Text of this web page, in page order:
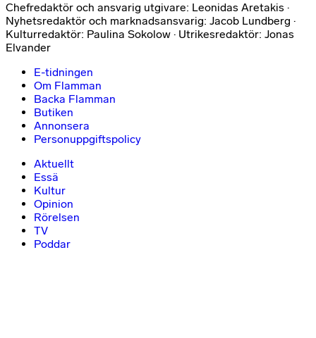
Chefredaktör och ansvarig utgivare: Leonidas Aretakis ·
Nyhetsredaktör och marknadsansvarig: Jacob Lundberg ·
Kulturredaktör: Paulina Sokolow · Utrikesredaktör: Jonas
Elvander
E-tidningen
Om Flamman
Backa Flamman
Butiken
Annonsera
Personuppgiftspolicy
Aktuellt
Essä
Kultur
Opinion
Rörelsen
TV
Poddar